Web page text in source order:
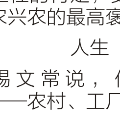
兴农的最高
人
文常说
农村、工